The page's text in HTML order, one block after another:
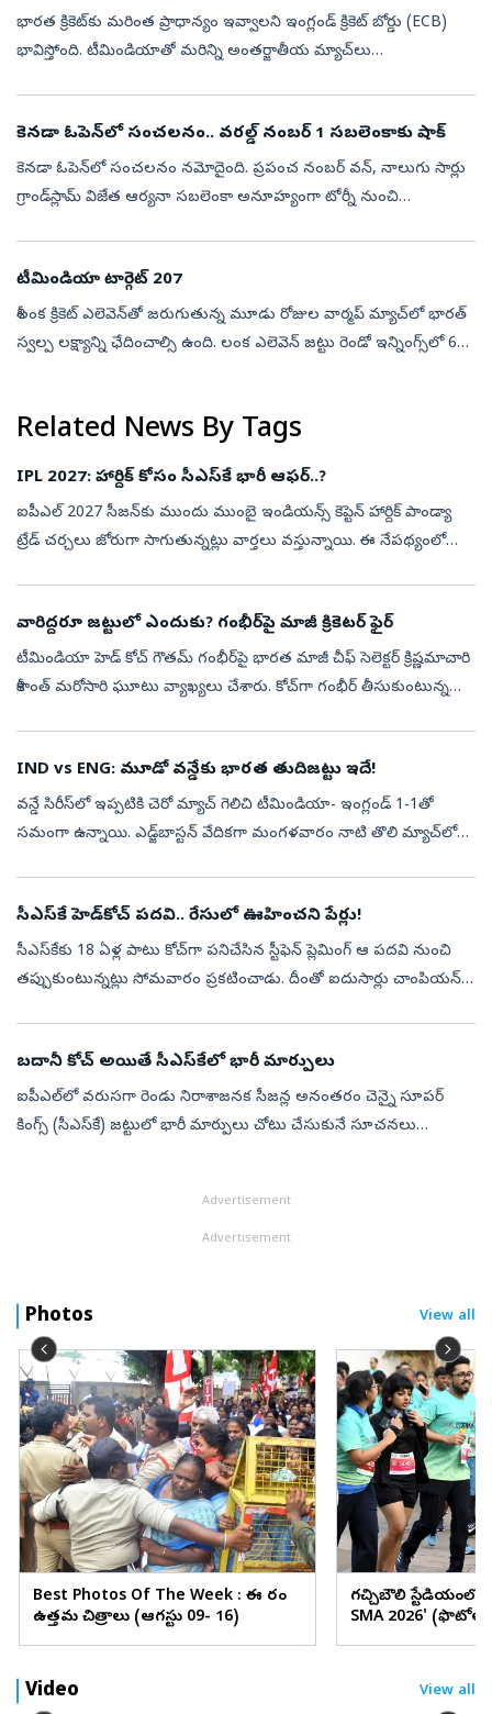
భారత క్రికెట్‌కు మరింత ప్రాధాన్యం ఇవ్వాలని ఇంగ్లండ్ క్రికెట్ బోర్డు (ECB)
భావిస్తోంది. టీమిండియాతో మరిన్ని అంతర్జాతీయ మ్యాచ్‌లు
కెనడా ఓపెన్‌లో సంచలనం.. వరల్డ్ నంబర్‌ 1 సబలెంకాకు షాక్
కెనడా ఓపెన్‌లో సంచలనం నమోదైంది. ప్రపంచ నంబర్‌ వన్, నాలుగు సార్లు
గ్రాండ్‌స్లామ్‌ విజేత ఆర్యనా సబలెంకా అనూహ్యంగా టోర్నీ నుంచి
టీమిండియా టార్గెట్‌ 207
శ్రీలంక క్రికెట్‌ ఎలెవెన్‌తో జరుగుతున్న మూడు రోజుల వార్మప్‌ మ్యాచ్‌లో భారత్‌
స్వల్ప లక్ష్యాన్ని ఛేదించాల్సి ఉంది. లంక ఎలెవెన్‌ జట్టు రెండో ఇన్నింగ్స్‌లో 6
Related News By Tags
IPL 2027: హార్దిక్ కోసం సీఎస్‌కే భారీ ఆఫర్..?
ఐపీఎల్ 2027 సీజన్‌కు ముందు ముంబై ఇండియన్స్ కెప్టెన్ హార్దిక్ పాండ్యా
ట్రేడ్ చర్చలు జోరుగా సాగుతున్నట్లు వార్తలు వస్తున్నాయి. ఈ నేపథ్యంలో
వారిద్దరూ జట్టులో ఎందుకు? గంభీర్‌పై మాజీ క్రికెటర్‌ ఫైర్‌
టీమిండియా హెడ్ కోచ్ గౌతమ్ గంభీర్‌పై భార‌త మాజీ చీఫ్ సెలెక్ట‌ర్ క్రిష్ణ‌మాచారి
శ్రీకాంత్ మ‌రోసారి ఘూటు వ్యాఖ్య‌లు చేశారు. కోచ్‌గా గంభీర్ తీసుకుంటున్న
IND vs ENG: మూడో వన్డేకు భారత తుదిజట్టు ఇదే!
వన్డే సిరీస్‌లో ఇప్పటికి చెరో మ్యాచ్‌ గెలిచి టీమిండియా- ఇంగ్లండ్‌ 1-1తో
సమంగా ఉన్నాయి. ఎడ్జ్‌బాస్టన్‌ వేదికగా మంగళవారం నాటి తొలి మ్యాచ్‌లో
సీఎస్‌కే హెడ్‌కోచ్‌ పదవి.. రేసులో ఊహించని పేర్లు!
సీఎస్‌కేకు 18 ఏళ్ల పాటు కోచ్‌గా పనిచేసిన స్టీఫెన్ ప్లెమింగ్ ఆ పదవి నుంచి
తప్పుకుంటున్నట్లు సోమవారం ప్రకటించాడు. దీంతో ఐదుసార్లు చాంపియన్
బదానీ కోచ్‌ అయితే సీఎస్‌కేలో భారీ మార్పులు
ఐపీఎల్‌లో వరుసగా రెండు నిరాశాజనక సీజన్ల అనంతరం చెన్నై సూపర్
కింగ్స్ (సీఎస్‌కే) జట్టులో భారీ మార్పులు చోటు చేసుకునే సూచనలు
Advertisement
Advertisement
Photos View all
Best Photos Of The Week : ఈ వారం
ఉత్తమ చిత్రాలు (ఆగస్టు 09- 16)
గచ్చిబౌలి స్టేడియంలో
SMA 2026'
Video View all